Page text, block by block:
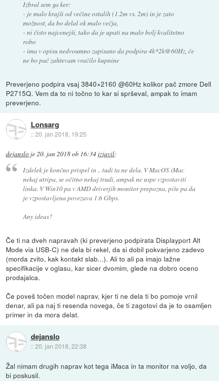
Izbral sem ga ker:
- je malo krajši od večine ostalih (1.2m vs. 2m) in je zato
možnost, da bo delal ok malo večja,
- ni čisto najcenejši, tako da je upati na malo bolj kvalitetno
robo
- ima v opisu nedvoumno zapisano da podpira 4k*2k@60Hz, če
ne bo pač zahtevam vračilo kupnine
Preverjeno podpira vsaj 3840×2160 @60Hz kolikor pač zmore Dell
P2715Q. Vem da to ni točno to kar si sprševal, ampak to imam
preverjeno.
Lonsarg
::20. jan 2018, 19:25
dejanslo je 20. jan 2018 ob 16:34izjavil:
Izdelek je končno prispel in .. tudi ta ne dela. V MacOS iMac
nekaj utripa, se očitno nekaj trudi, ampak ne uspe vzpostaviti
linka. V Win10 pa v AMD driverjih monitor prepozna, piše pa da
je vzpostavljena povezava 1.6 Gbps.
Any ideas?
Če ti na dveh napravah (ki preverjeno podpirata Displayport Alt
Mode via USB-C) ne dela bi rekel, da si dobil pokvarjeno zadevo
(morda zvito, kak kontakt slab...). Ali to ali pa imajo lažne
specifikacije v oglasu, kar sicer dvomim, glede na dobro oceno
prodajalca.
Če poveš točen model naprav, kjer ti ne dela ti bo pomoje vrnil
denar, ali pa naj ti resenda novega, če ti zagotovi da je to osamljen
primer in da mora delat.
dejanslo
::20. jan 2018, 22:38
Žal nimam drugih naprav kot tega iMaca in ta monitor na voljo, da
bi poskusil.